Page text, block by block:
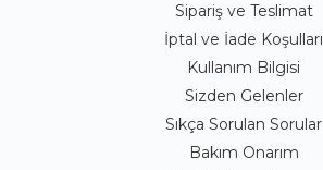
Sipariş ve Teslimat
İptal ve İade Koşulları
Kullanım Bilgisi
Sizden Gelenler
Sıkça Sorulan Sorular
Bakım Onarım